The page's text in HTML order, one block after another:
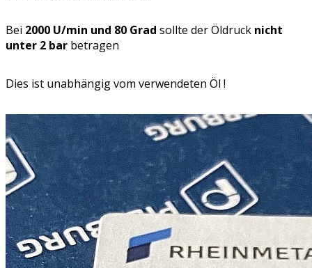
Bei 2000 U/min und 80 Grad sollte der Öldruck nicht
unter 2 bar betragen
Dies ist unabhängig vom verwendeten Öl !